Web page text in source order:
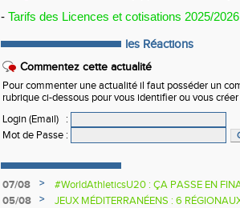
- Tarifs des Licences et cotisations 2025/2026
les Réactions
Commentez cette actualité
Pour commenter une actualité il faut posséder un
rubrique ci-dessous pour vous identifier ou vous
Login (Email)
:
Mot de Passe :
07/08 >
#WorldAthleticsU20 : ÇA PASSE EN
SAUTEURS
05/08 >
JEUX MÉDITERRANÉENS : 6